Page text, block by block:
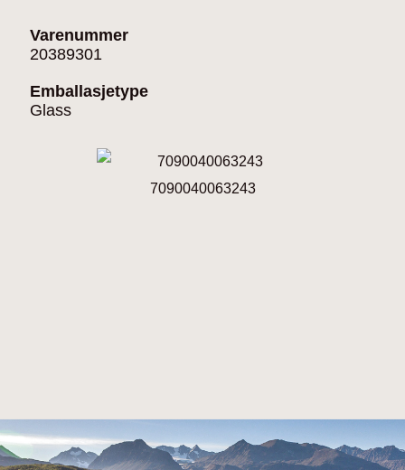
Varenummer
20389301
Emballasjetype
Glass
7090040063243